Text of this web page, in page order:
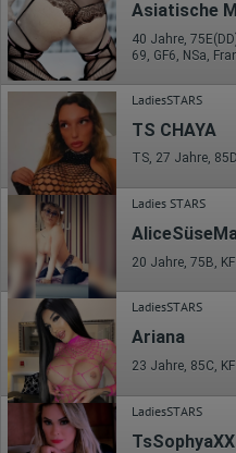
Herkunft (Land und Stadt)
Sprache
Betriebssystem
Gerät (PC, Tablet-PC oder
Browser und alle
Auflösung des Computers
Besucherquelle
verweisende Webseite)
Welche Dateien wurden
Welche Videos angeschaut?
Wurden Werbebanner
Wohin ging der Besucher?
Portals oder hat er sie
Wie lange blieb der
Ort der Verarbeitung:
Europäische Union & USA
Hotjar
Wir nutzen Hotjar als
Daten über das
auch im Rahmen von
auf unserer Website
Informationen verarbeiten.
Asiatische
LadiesSTARS
TS CHAYA
Ladies STARS
LadiesSTARS
Ariana
LadiesSTARS